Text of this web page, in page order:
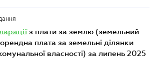
з плати за землю (земельний
плата за земельні ділянки
власності) за липень 2025